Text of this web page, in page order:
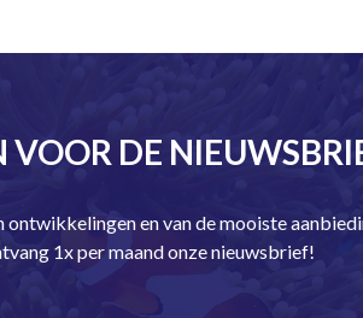
VOOR DE
en van de mooiste
1x per maand onze nieuwsbrief!